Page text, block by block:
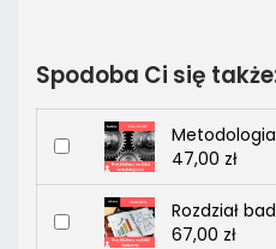
Spodoba Ci się
47,00 zł
Rozdział
67,00 zł